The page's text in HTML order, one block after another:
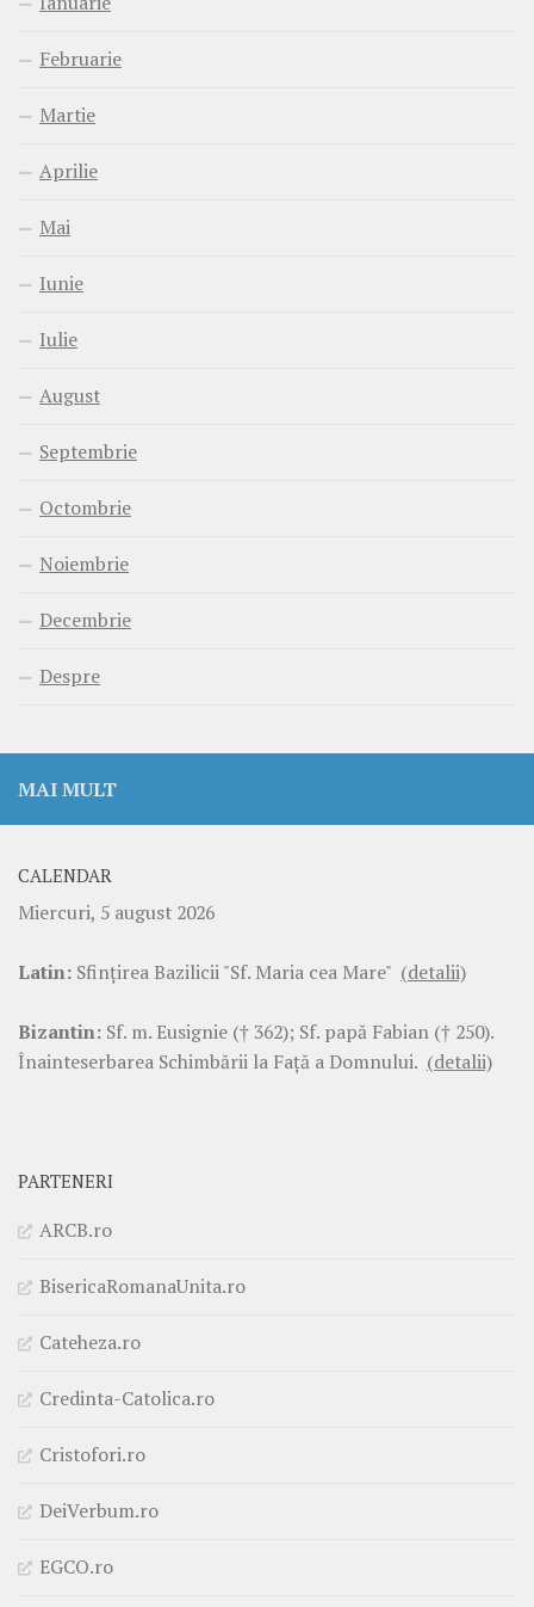
Februarie
Martie
Aprilie
Mai
Iunie
Iulie
August
Septembrie
Octombrie
Noiembrie
Decembrie
Despre
MAI MULT
CALENDAR
Miercuri, 5 august 2026
Latin: Sfinţirea Bazilicii "Sf. Maria cea Mare" (detalii)
Bizantin: Sf. m. Eusignie († 362); Sf. papă Fabian († 250).
Înainteserbarea Schimbării la Faţă a Domnului. (detalii)
PARTENERI
ARCB.ro
BisericaRomanaUnita.ro
Cateheza.ro
Credinta-Catolica.ro
Cristofori.ro
DeiVerbum.ro
EGCO.ro